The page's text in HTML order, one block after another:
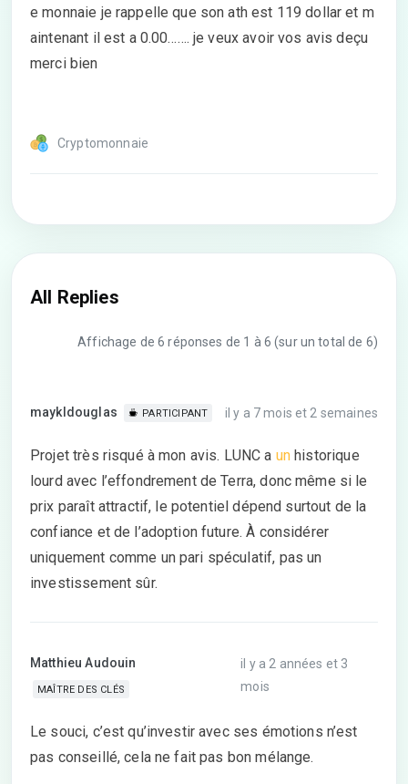
e monnaie je rappelle que son ath est 119 dollar et m
aintenant il est a 0.00……. je veux avoir vos avis deçu
merci bien
Cryptomonnaie
All Replies
Affichage de 6 réponses de 1 à 6 (sur un total de 6)
maykldouglas PARTICIPANT il y a 7 mois et 2 semaines
Projet très risqué à mon avis. LUNC a un historique
lourd avec l’effondrement de Terra, donc même si le
prix paraît attractif, le potentiel dépend surtout de la
confiance et de l’adoption future. À considérer
uniquement comme un pari spéculatif, pas un
investissement sûr.
Matthieu Audouin
MAÎTRE DES CLÉS
il y a 2 années et 3
mois
Le souci, c’est qu’investir avec ses émotions n’est
pas conseillé, cela ne fait pas bon mélange.